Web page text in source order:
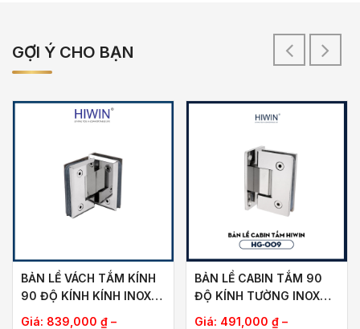
GỢI Ý CHO BẠN
BẢN LỀ VÁCH TẮM KÍNH
90 ĐỘ KÍNH KÍNH INOX
304 HIWIN HG-011
Giá: 839,000 ₫ –
BẢN LỀ CABIN TẮM 90
ĐỘ KÍNH TƯỜNG INOX
304 HIWIN HG-009
Giá: 491,000 ₫ –